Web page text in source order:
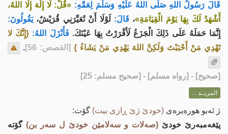
قَالَ رَسُولُ اللهِ صَلَّى اللهُ عَلَيْهِ وَسَلَّمَ لِعَمِّهِ: «قُلْ: لَا إِلَهَ إِلَّا اللهُ،
أَشْهَدُ لَكَ بِهَا يَوْمَ الْقِيَامَةِ»، قَالَ: لَوْلَا أَنْ تُعَيِّرَنِي قُرَيْشٌ، يَقُولُونَ:
إِنَّمَا حَمَلَهُ عَلَى ذَلِكَ الْجَزَعُ لَأَقْرَرْتُ بِهَا عَيْنَكَ. فَأَنْزَلَ اللهُ: {إِنَّكَ لا
تَهْدِي مَنْ أَحْبَبْتَ وَلَكِنَّ اللهَ يَهْدِي مَنْ يَشَاءُ } [القصص: 56] .
[صحيح] - [رواه مسلم] - [صحيح مسلم: 25]
المزيــد ...
ژ ئه‌بو هوره‌یره‌ی (خودێ ژێ ڕازی بیت) گۆت:
پێغه‌مبه‌رێ خودێ (صه‌لات و سه‌لامێن خودێ ل سه‌ر بن) گۆته‌